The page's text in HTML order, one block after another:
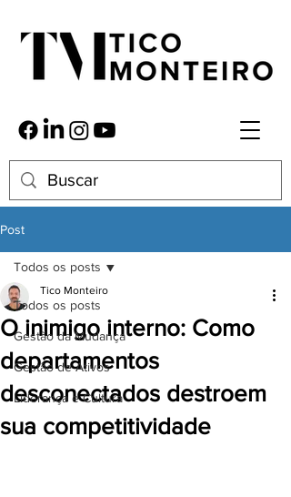
Post
Todos os posts
Gestão da Mudança
Gestão de Ativos
Liderança e Cultura
Todos os posts
O inimigo interno: Como
departamentos
desconectados destroem
sua competitividade
Tico Monteiro